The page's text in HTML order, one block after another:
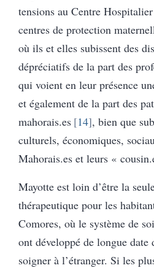
tensions au Centre
centres de protection
où ils et elles subissent des
dépréciatifs de la part des
qui voient en leur présence
et également de la part des
mahorais.es 14 , bien que
culturels, économiques,
Mahorais.es et leurs «
Mayotte est loin d’être la
thérapeutique pour les
Comores, où le système de
ont développé de longue date
soigner à l’étranger. Si les